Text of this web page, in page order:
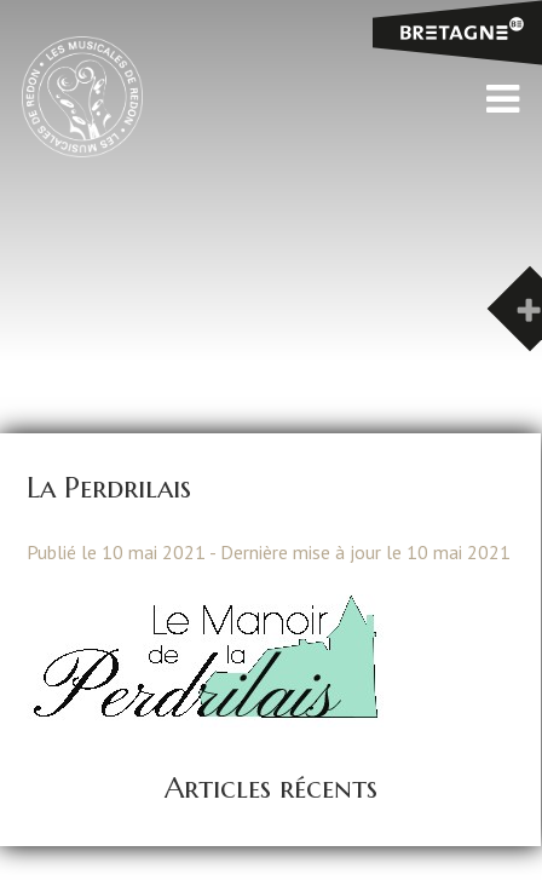
La Perdrilais
Publié le 10 mai 2021 - Dernière mise à jour le 10 mai 2021
Articles récents